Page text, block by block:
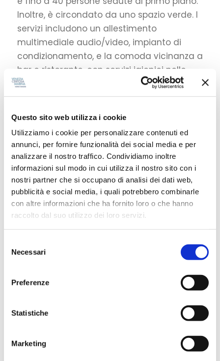
Questo sito web utilizza i cookie
Utilizziamo i cookie per personalizzare contenuti ed
annunci, per fornire funzionalità dei social media e per
analizzare il nostro traffico. Condividiamo inoltre
informazioni sul modo in cui utilizza il nostro sito con i
nostri partner che si occupano di analisi dei dati web,
pubblicità e social media, i quali potrebbero combinarle
con altre informazioni che ha fornito loro o che hanno
raccolto dal suo utilizzo dei loro servizi.
Necessari
Preferenze
Statistiche
Marketing
Inoltre, è circondato da uno spazio verde. I
servizi includono un allestimento
multimediale audio/video, impianto di
condizionamento, e la comoda vicinanza a
bar e ristorante, con servizi igienici nelle
immediate vicinanze. Questa location è
attiva tutto l’anno, offrendo la possibilità di
Richiedi informazioni